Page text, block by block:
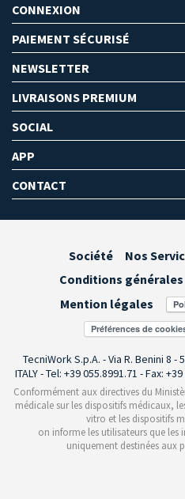
CONNEXION
PAIEMENT SÉCURISÉ
NEWSLETTER
LIVRAISONS PREMIUM
SOCIAL
APP
CONTACT
Société Nos
Conditions générales
Mention légales
Préférences de
TecniWork S.p.A. - Via R. Benini 8
ITALY - Tel: +39 055.8991.71 - Fax:
Conformément aux directives du
médicale sur les dispositifs médicaux,
vitro et les dispositifs
on informe les utilisateurs que
uniquement destinées aux